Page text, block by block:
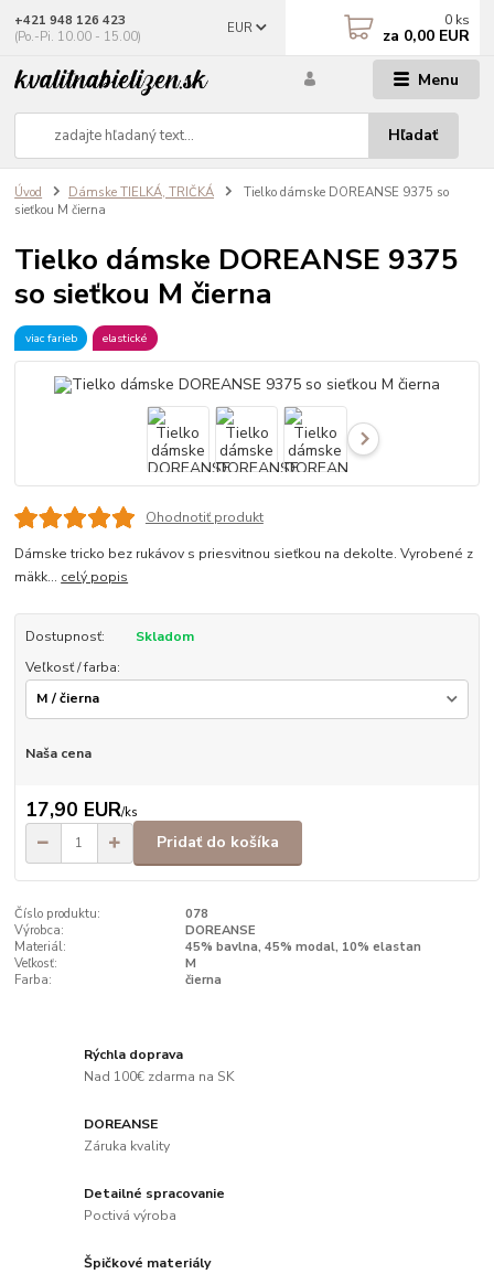
Menu
EUR
Hľadať
+421 948 126 423
(Po.-Pi. 10.00 - 15.00)
0 ks
za 0,00 EUR
Úvod Dámske TIELKÁ, TRIČKÁ
Tielko dámske DOREANSE 9375 so
sieťkou M čierna
Tielko dámske DOREANSE 9375
so sieťkou M čierna
viac farieb elastické
Ohodnotiť produkt
Dámske tricko bez rukávov s priesvitnou sieťkou na dekolte. Vyrobené z
mäkk... celý popis
Dostupnosť:
Skladom
Veľkosť / farba:
Naša cena
17,90 EUR/ks
Pridať do košíka
Číslo produktu:
078
Výrobca:
DOREANSE
Materiál:
45% bavlna, 45% modal, 10% elastan
Veľkosť:
M
Farba:
čierna
Rýchla doprava
Nad 100€ zdarma na SK
DOREANSE
Záruka kvality
Detailné spracovanie
Poctivá výroba
Špičkové materiály